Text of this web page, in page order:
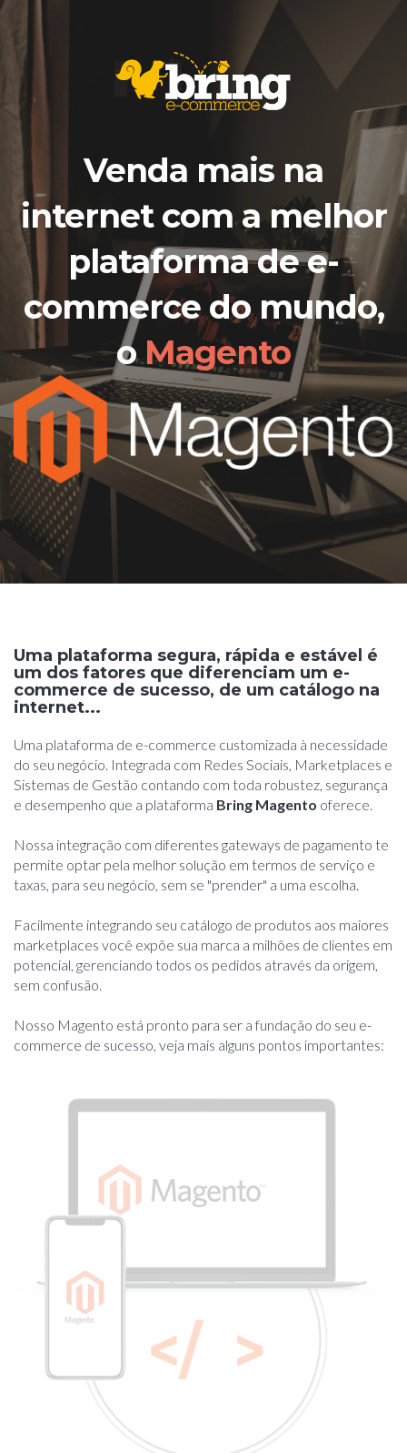
Venda mais na
internet com a melhor
plataforma de e-
commerce do mundo,
o Magento
Uma plataforma segura, rápida e estável é
um dos fatores que diferenciam um e-
commerce de sucesso, de um catálogo na
internet...
Uma plataforma de e-commerce customizada à necessidade
do seu negócio. Integrada com Redes Sociais, Marketplaces e
Sistemas de Gestão contando com toda robustez, segurança
e desempenho que a plataforma Bring Magento oferece.
Nossa integração com diferentes gateways de pagamento te
permite optar pela melhor solução em termos de serviço e
taxas, para seu negócio, sem se "prender" a uma escolha.
Facilmente integrando seu catálogo de produtos aos maiores
marketplaces você expõe sua marca a milhões de clientes em
potencial, gerenciando todos os pedidos através da origem,
sem confusão.
Nosso Magento está pronto para ser a fundação do seu e-
commerce de sucesso, veja mais alguns pontos importantes: